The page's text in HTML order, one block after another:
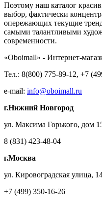
Поэтому наш каталог
выбор, фактически
опережающих текущие
самыми талантливыми
современности.
«Oboimall» - Интернет-
Тел.: 8(800) 775-89-12, +7
e-mail: info@oboimall.ru
г.Нижний Новгород
ул. Максима Горького, дом
8 (831) 423-48-04
г.Москва
ул. Кировоградская улица,
+7 (499) 350-16-26